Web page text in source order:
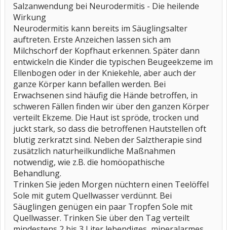
Salzanwendung bei Neurodermitis - Die heilende
Wirkung
Neurodermitis kann bereits im Säuglingsalter
auftreten. Erste Anzeichen lassen sich am
Milchschorf der Kopfhaut erkennen. Später dann
entwickeln die Kinder die typischen Beugeekzeme im
Ellenbogen oder in der Kniekehle, aber auch der
ganze Körper kann befallen werden. Bei
Erwachsenen sind häufig die Hände betroffen, in
schweren Fällen finden wir über den ganzen Körper
verteilt Ekzeme. Die Haut ist spröde, trocken und
juckt stark, so dass die betroffenen Hautstellen oft
blutig zerkratzt sind. Neben der Salztherapie sind
zusätzlich naturheilkundliche Maßnahmen
notwendig, wie z.B. die homöopathische
Behandlung.
Trinken Sie jeden Morgen nüchtern einen Teelöffel
Sole mit gutem Quellwasser verdünnt. Bei
Säuglingen genügen ein paar Tropfen Sole mit
Quellwasser. Trinken Sie über den Tag verteilt